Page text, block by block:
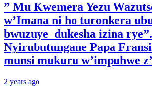
” Mu Kwemera Yezu
w’Imana ni ho turonkera
bwuzuye dukesha izina
Nyirubutungane Papa
munsi mukuru w’impuhwe
2 years ago